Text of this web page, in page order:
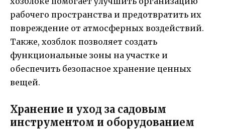
рабочего пространства и предотвратить их
повреждение от атмосферных воздействий.
Также, хозблок позволяет создать
функциональные зоны на участке и
обеспечить безопасное хранение ценных
вещей.
Хранение и уход за садовым
инструментом и оборудованием